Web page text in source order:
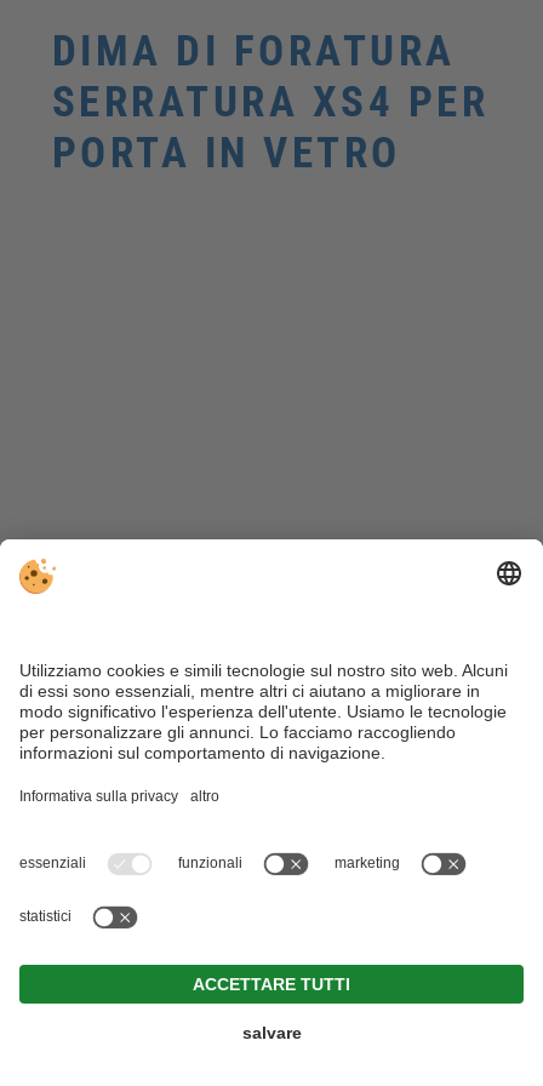
DIMA DI FORATURA
SERRATURA XS4 PER
PORTA IN VETRO